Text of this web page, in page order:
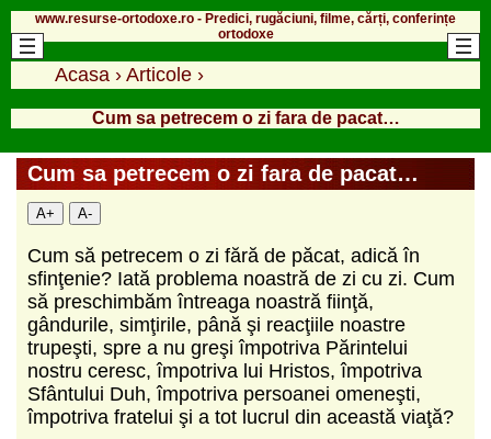
www.resurse-ortodoxe.ro - Predici, rugăciuni, filme, cărți, conferințe
ortodoxe
Acasa › Articole ›
Cum sa petrecem o zi fara de pacat…
Cum sa petrecem o zi fara de pacat…
A+ A-
Cum să petrecem o zi fără de păcat, adică în
sfinţenie? Iată problema noastră de zi cu zi. Cum
să preschimbăm întreaga noastră fiinţă,
gândurile, simţirile, până şi reacţiile noastre
trupeşti, spre a nu greşi împotriva Părintelui
nostru ceresc, împotriva lui Hristos, împotriva
Sfântului Duh, împotriva persoanei omeneşti,
împotriva fratelui şi a tot lucrul din această viaţă?